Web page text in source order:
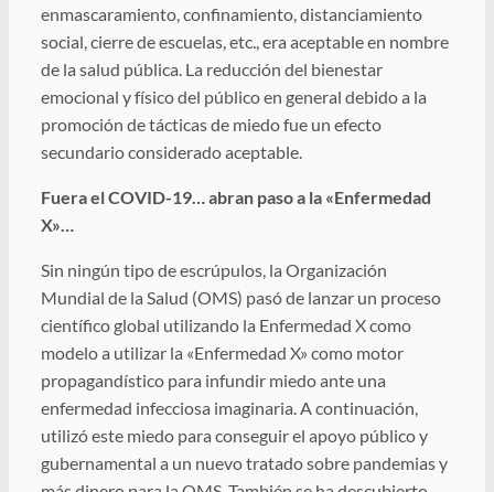
enmascaramiento, confinamiento, distanciamiento
social, cierre de escuelas, etc., era aceptable en nombre
de la salud pública. La reducción del bienestar
emocional y físico del público en general debido a la
promoción de tácticas de miedo fue un efecto
secundario considerado aceptable.
Fuera el COVID-19… abran paso a la «Enfermedad
X»…
Sin ningún tipo de escrúpulos, la Organización
Mundial de la Salud (OMS) pasó de lanzar un proceso
científico global utilizando la Enfermedad X como
modelo a utilizar la «Enfermedad X» como motor
propagandístico para infundir miedo ante una
enfermedad infecciosa imaginaria. A continuación,
utilizó este miedo para conseguir el apoyo público y
gubernamental a un nuevo tratado sobre pandemias y